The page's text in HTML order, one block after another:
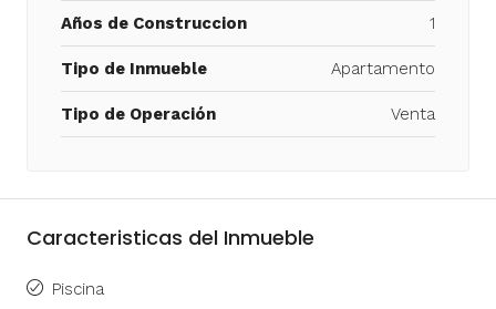
Años de Construccion 1
Tipo de Inmueble Apartamento
Tipo de Operación Venta
Caracteristicas del Inmueble
Piscina